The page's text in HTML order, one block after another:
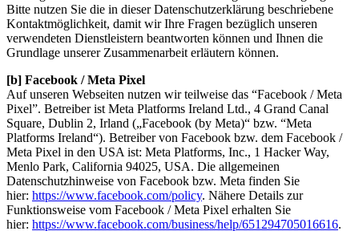
Bitte nutzen Sie die in dieser Datenschutzerklärung beschriebene
Kontaktmöglichkeit, damit wir Ihre Fragen bezüglich unseren
verwendeten Dienstleistern beantworten können und Ihnen die
Grundlage unserer Zusammenarbeit erläutern können.
[b] Facebook / Meta Pixel
Auf unseren Webseiten nutzen wir teilweise das “Facebook / Meta
Pixel”. Betreiber ist Meta Platforms Ireland Ltd., 4 Grand Canal
Square, Dublin 2, Irland („Facebook (by Meta)“ bzw. “Meta
Platforms Ireland“). Betreiber von Facebook bzw. dem Facebook /
Meta Pixel in den USA ist: Meta Platforms, Inc., 1 Hacker Way,
Menlo Park, California 94025, USA. Die allgemeinen
Datenschutzhinweise von Facebook bzw. Meta finden Sie
hier: https://www.facebook.com/policy. Nähere Details zur
Funktionsweise vom Facebook / Meta Pixel erhalten Sie
hier: https://www.facebook.com/business/help/651294705016616.